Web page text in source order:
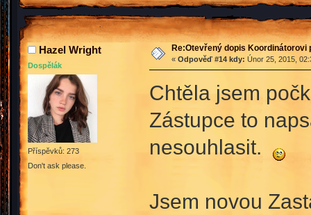
Hazel Wright
Dospělák
Příspěvků: 273
Don't ask please.
Re:Otevřený dopis Koordinátorovi
« Odpověď #14 kdy: Únor 25, 2015,
Chtěla jsem
Zástupce to
nesouhlasit.
Jsem novou